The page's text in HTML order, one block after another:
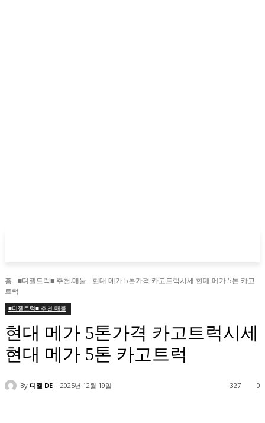
홈 ■디젤트럭■ 추천.매물
현대 메가 5톤가격 카고트럭시세 현대 메가 5톤 카고
트럭
■디젤트럭■ 추천.매물
현대 메가 5톤가격 카고트럭시세
현대 메가 5톤 카고트럭
By 디젤 DE 2025년 12월 19일 0
327